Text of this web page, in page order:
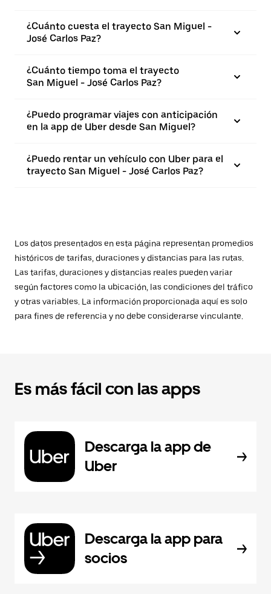
¿Cuánto cuesta el trayecto San Miguel -
José Carlos Paz?
¿Cuánto tiempo toma el trayecto
San Miguel - José Carlos Paz?
¿Puedo programar viajes con anticipación
en la app de Uber desde San Miguel?
¿Puedo rentar un vehículo con Uber para el
trayecto San Miguel - José Carlos Paz?
Los datos presentados en esta página representan promedios
históricos de tarifas, duraciones y distancias para las rutas.
Las tarifas, duraciones y distancias reales pueden variar
según factores como la ubicación, las condiciones del tráfico
y otras variables. La información proporcionada aquí es solo
para fines de referencia y no debe considerarse vinculante.
Es más fácil con las apps
Descarga la app de
Uber
Descarga la app para
socios